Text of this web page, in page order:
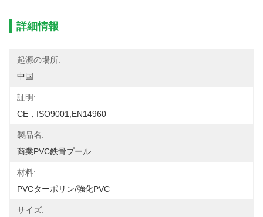
詳細情報
起源の場所:
中国
証明:
CE，ISO9001,EN14960
製品名:
商業PVC鉄骨プール
材料:
PVCターポリン/強化PVC
サイズ: